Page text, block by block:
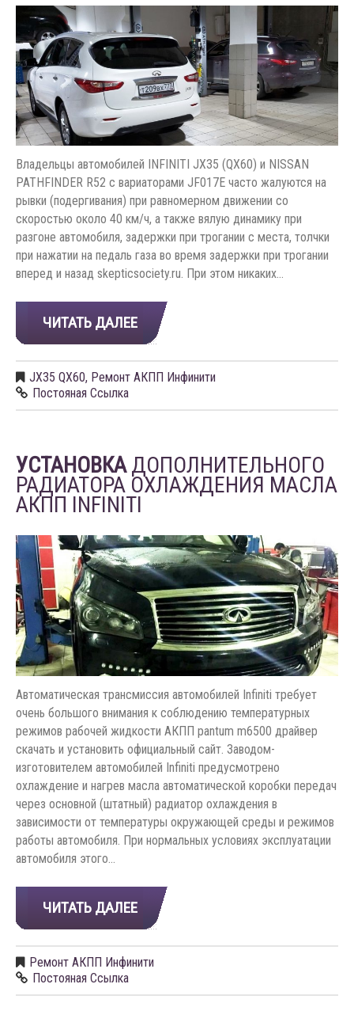
Владельцы автомобилей INFINITI JX35 (QX60) и NISSAN
PATHFINDER R52 с вариаторами JF017E часто жалуются на
рывки (подергивания) при равномерном движении со
скоростью около 40 км/ч, а также вялую динамику при
разгоне автомобиля, задержки при трогании с места, толчки
при нажатии на педаль газа во время задержки при трогании
вперед и назад skepticsociety.ru. При этом никаких…
ЧИТАТЬ ДАЛЕЕ
JX35 QX60, Ремонт АКПП Инфинити
Постояная Ссылка
УСТАНОВКАДОПОЛНИТЕЛЬНОГО
РАДИАТОРА ОХЛАЖДЕНИЯ МАСЛА
АКПП INFINITI
Автоматическая трансмиссия автомобилей Infiniti требует
очень большого внимания к соблюдению температурных
режимов рабочей жидкости АКПП pantum m6500 драйвер
скачать и установить официальный сайт. Заводом-
изготовителем автомобилей Infiniti предусмотрено
охлаждение и нагрев масла автоматической коробки передач
через основной (штатный) радиатор охлаждения в
зависимости от температуры окружающей среды и режимов
работы автомобиля. При нормальных условиях эксплуатации
автомобиля этого…
ЧИТАТЬ ДАЛЕЕ
Ремонт АКПП Инфинити
Постояная Ссылка